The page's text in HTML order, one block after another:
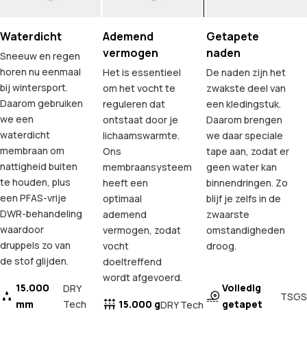
Waterdicht
Sneeuw en regen
horen nu eenmaal
bij wintersport.
Daarom gebruiken
we een
waterdicht
membraan om
nattigheid buiten
te houden, plus
een PFAS-vrije
DWR-behandeling
waardoor
druppels zo van
de stof glijden.
15.000
mm
DRY
Tech
Ademend
vermogen
Het is essentieel
om het vocht te
reguleren dat
ontstaat door je
lichaamswarmte.
Ons
membraansysteem
heeft een
optimaal
ademend
vermogen, zodat
vocht
doeltreffend
wordt afgevoerd.
15.000 gDRY Tech
Getapete
naden
De naden zijn het
zwakste deel van
een kledingstuk.
Daarom brengen
we daar speciale
tape aan, zodat er
geen water kan
binnendringen. Zo
blijf je zelfs in de
zwaarste
omstandigheden
droog.
Volledig
getapet
TSGS